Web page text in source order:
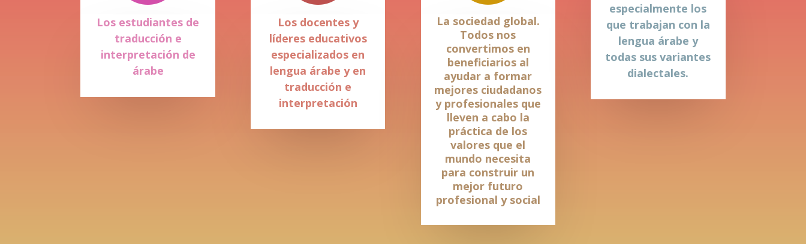
Los estudiantes de
traducción e
interpretación de
árabe
Los docentes y
líderes educativos
especializados en
lengua árabe y en
traducción e
interpretación
La sociedad global.
Todos nos
convertimos en
beneficiarios al
ayudar a formar
mejores ciudadanos
y profesionales que
lleven a cabo la
práctica de los
valores que el
mundo necesita
para construir un
mejor futuro
profesional y social
especialmente los
que trabajan con la
lengua árabe y
todas sus variantes
dialectales.